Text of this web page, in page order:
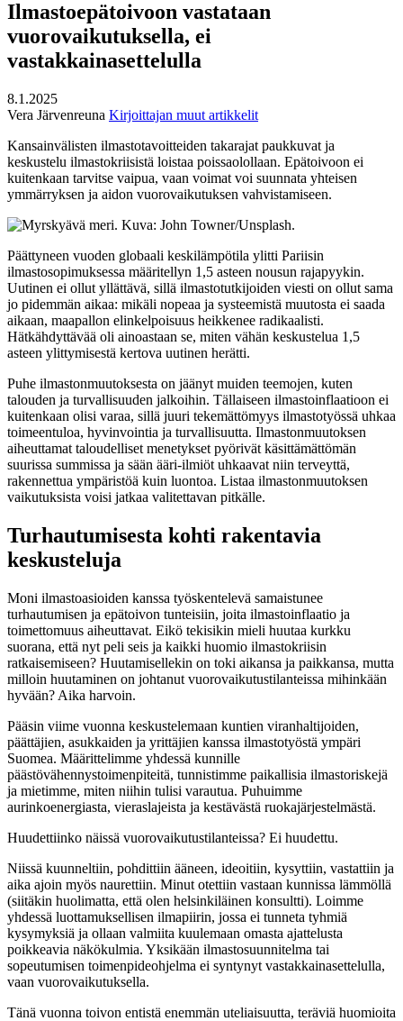
Ilmastoepätoivoon vastataan
vuorovaikutuksella, ei
vastakkainasettelulla
8.1.2025
Vera Järvenreuna Kirjoittajan muut artikkelit
Kansainvälisten ilmastotavoitteiden takarajat paukkuvat ja
keskustelu ilmastokriisistä loistaa poissaolollaan. Epätoivoon ei
kuitenkaan tarvitse vaipua, vaan voimat voi suunnata yhteisen
ymmärryksen ja aidon vuorovaikutuksen vahvistamiseen.
Päättyneen vuoden globaali keskilämpötila ylitti Pariisin
ilmastosopimuksessa määritellyn 1,5 asteen nousun rajapyykin.
Uutinen ei ollut yllättävä, sillä ilmastotutkijoiden viesti on ollut sama
jo pidemmän aikaa: mikäli nopeaa ja systeemistä muutosta ei saada
aikaan, maapallon elinkelpoisuus heikkenee radikaalisti.
Hätkähdyttävää oli ainoastaan se, miten vähän keskustelua 1,5
asteen ylittymisestä kertova uutinen herätti.
Puhe ilmastonmuutoksesta on jäänyt muiden teemojen, kuten
talouden ja turvallisuuden jalkoihin. Tällaiseen ilmastoinflaatioon ei
kuitenkaan olisi varaa, sillä juuri tekemättömyys ilmastotyössä uhkaa
toimeentuloa, hyvinvointia ja turvallisuutta. Ilmastonmuutoksen
aiheuttamat taloudelliset menetykset pyörivät käsittämättömän
suurissa summissa ja sään ääri-ilmiöt uhkaavat niin terveyttä,
rakennettua ympäristöä kuin luontoa. Listaa ilmastonmuutoksen
vaikutuksista voisi jatkaa valitettavan pitkälle.
Turhautumisesta kohti rakentavia
keskusteluja
Moni ilmastoasioiden kanssa työskentelevä samaistunee
turhautumisen ja epätoivon tunteisiin, joita ilmastoinflaatio ja
toimettomuus aiheuttavat. Eikö tekisikin mieli huutaa kurkku
suorana, että nyt peli seis ja kaikki huomio ilmastokriisin
ratkaisemiseen? Huutamisellekin on toki aikansa ja paikkansa, mutta
milloin huutaminen on johtanut vuorovaikutustilanteissa mihinkään
hyvään? Aika harvoin.
Pääsin viime vuonna keskustelemaan kuntien viranhaltijoiden,
päättäjien, asukkaiden ja yrittäjien kanssa ilmastotyöstä ympäri
Suomea. Määrittelimme yhdessä kunnille
päästövähennystoimenpiteitä, tunnistimme paikallisia ilmastoriskejä
ja mietimme, miten niihin tulisi varautua. Puhuimme
aurinkoenergiasta, vieraslajeista ja kestävästä ruokajärjestelmästä.
Huudettiinko näissä vuorovaikutustilanteissa? Ei huudettu.
Niissä kuunneltiin, pohdittiin ääneen, ideoitiin, kysyttiin, vastattiin ja
aika ajoin myös naurettiin. Minut otettiin vastaan kunnissa lämmöllä
(siitäkin huolimatta, että olen helsinkiläinen konsultti). Loimme
yhdessä luottamuksellisen ilmapiirin, jossa ei tunneta tyhmiä
kysymyksiä ja ollaan valmiita kuulemaan omasta ajattelusta
poikkeavia näkökulmia. Yksikään ilmastosuunnitelma tai
sopeutumisen toimenpideohjelma ei syntynyt vastakkainasettelulla,
vaan vuorovaikutuksella.
Tänä vuonna toivon entistä enemmän uteliaisuutta, teräviä huomioita